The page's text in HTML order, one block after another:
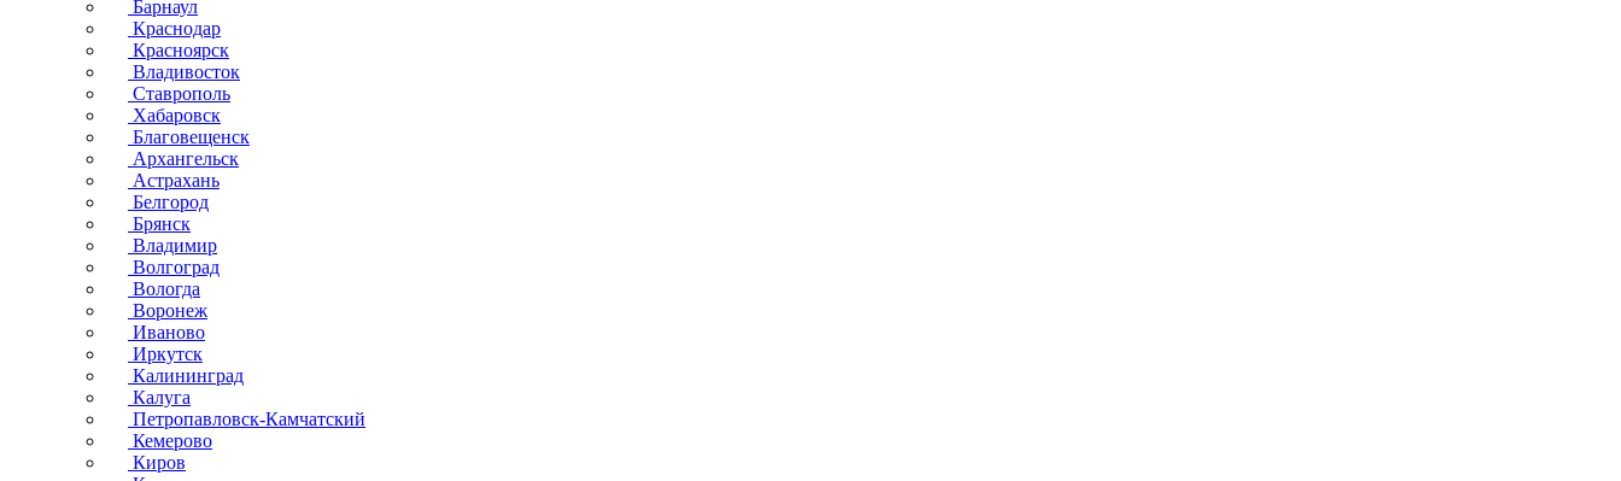
Барнаул
Краснодар
Красноярск
Владивосток
Ставрополь
Хабаровск
Благовещенск
Архангельск
Астрахань
Белгород
Брянск
Владимир
Волгоград
Вологда
Воронеж
Иваново
Иркутск
Калининград
Калуга
Петропавловск-Камчатский
Кемерово
Киров